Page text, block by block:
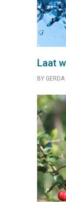
Laat
BY